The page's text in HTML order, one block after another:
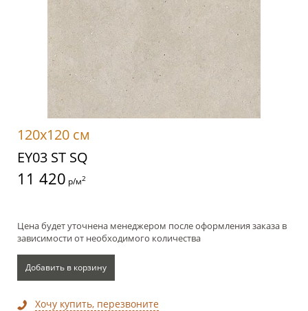
120x120 см
EY03 ST SQ
11 420 р/м2
Цена будет уточнена менеджером после оформления заказа в
зависимости от необходимого количества
Добавить в корзину
Хочу купить, перезвоните